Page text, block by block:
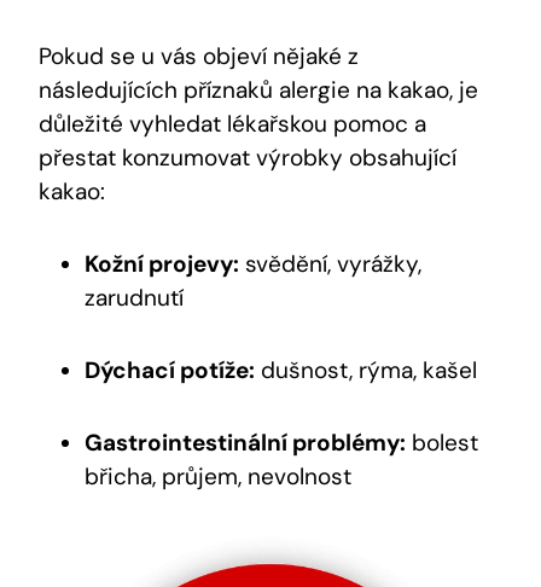
Pokud se u vás objeví nějaké z
následujících příznaků alergie na kakao, je
důležité vyhledat lékařskou pomoc a
přestat konzumovat výrobky obsahující
kakao:
Kožní projevy: svědění, vyrážky,
zarudnutí
Dýchací potíže: dušnost, rýma, kašel
Gastrointestinální problémy: bolest
břicha, průjem, nevolnost